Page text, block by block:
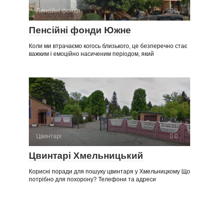
Пенсійні фонди 0
Пенсійні фонди Южне
Коли ми втрачаємо когось близького, це безперечно стає
важким і емоційно насиченим періодом, який
Цвинтарі 0
Цвинтарі Хмельницький
Корисні поради для пошуку цвинтаря у Хмельницкому Що
потрібно для похорону? Телефони та адреси